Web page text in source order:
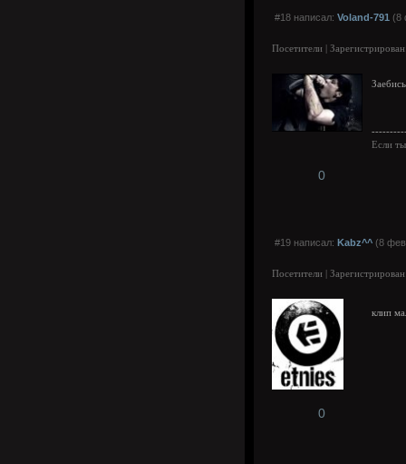
#18 написал: Voland-791 (8
Посетители |
Если
0
#19 написал: Kabz^^ (8
Посетители |
клип
0